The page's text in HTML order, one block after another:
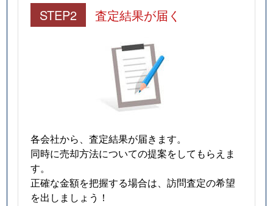
STEP2 査定結果が届く
各会社から、査定結果が届きます。
同時に売却方法についての提案をしてもらえま
す。
正確な金額を把握する場合は、訪問査定の希望
を出しましょう！